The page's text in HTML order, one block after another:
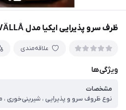
ظرف سرو پذیرایی ایکیا مدل GOKVÄLLÅ
علاقه‌مندی
ویژگی‌ها
مشخصات